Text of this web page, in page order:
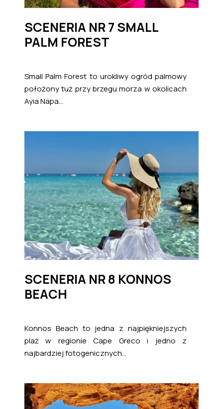
SCENERIA NR 7 SMALL
PALM FOREST
Small Palm Forest to urokliwy ogród palmowy
położony tuż przy brzegu morza w okolicach
Ayia Napa...
SCENERIA NR 8 KONNOS
BEACH
Konnos Beach to jedna z najpiękniejszych
plaż w regionie Cape Greco i jedno z
najbardziej fotogenicznych...